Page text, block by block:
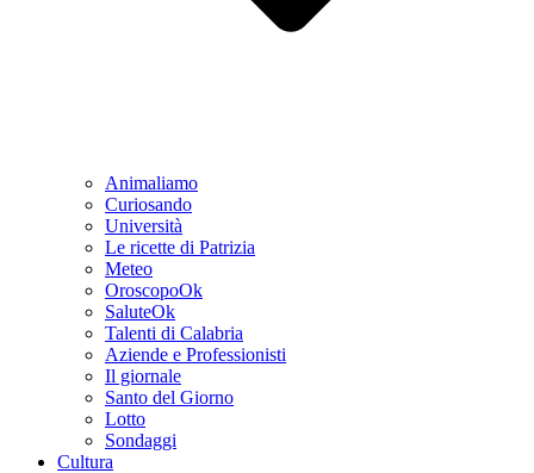
Animaliamo
Curiosando
Università
Le ricette di Patrizia
Meteo
OroscopoOk
SaluteOk
Talenti di Calabria
Aziende e Professionisti
Il giornale
Santo del Giorno
Lotto
Sondaggi
Cultura